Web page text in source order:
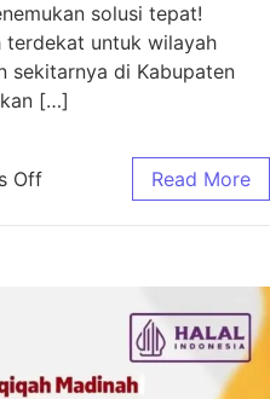
solusi tepat!
terdekat untuk wilayah
sekitarnya di Kabupaten
[…]
Off Read More